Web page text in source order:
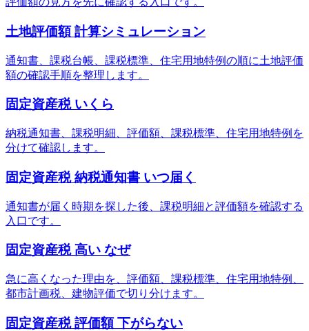
土地評価額 計算シミュレーション
通知書、課税台帳、課税標準、住宅用地特例の順に土地評価
額の確認手順を整理します。
固定資産税 いくら
納税通知書、課税明細、評価額、課税標準、住宅用地特例を
分けて確認します。
固定資産税 納税通知書 いつ届く
通知書が届く時期を探した後、課税明細と評価額を確認する
入口です。
固定資産税 高い なぜ
急に高くなった理由を、評価額、課税標準、住宅用地特例、
都市計画税、建物評価で切り分けます。
固定資産税 評価額 下がらない